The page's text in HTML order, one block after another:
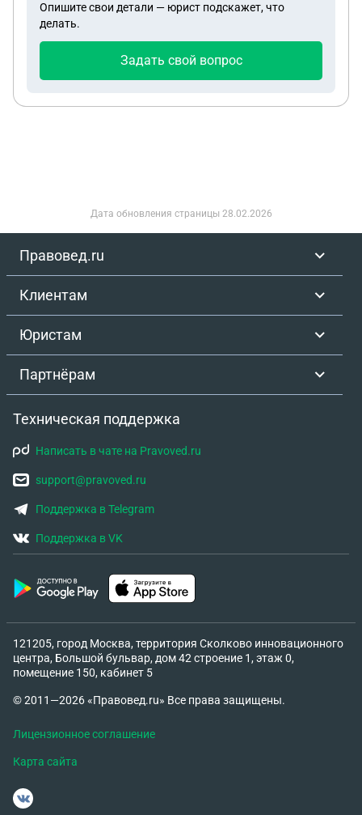
Опишите свои детали — юрист подскажет, что
делать.
Задать свой вопрос
Дата обновления страницы 28.02.2026
Правовед.ru
Клиентам
Юристам
Партнёрам
Техническая поддержка
Написать в чате на Pravoved.ru
support@pravoved.ru
Поддержка в Telegram
Поддержка в VK
121205, город Москва, территория Сколково инновационного
центра, Большой бульвар, дом 42 строение 1, этаж 0,
помещение 150, кабинет 5
© 2011—2026 «Правовед.ru» Все права защищены.
Лицензионное соглашение
Карта сайта